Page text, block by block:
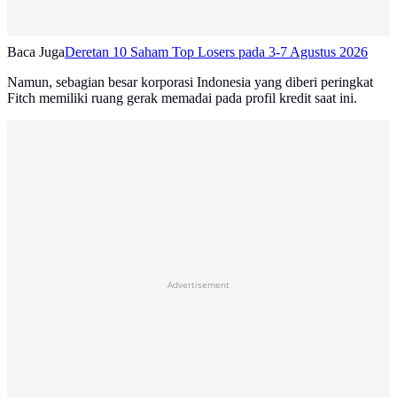
Baca JugaDeretan 10 Saham Top Losers pada 3-7 Agustus 2026
Namun, sebagian besar korporasi Indonesia yang diberi peringkat
Fitch memiliki ruang gerak memadai pada profil kredit saat ini.
Advertisement